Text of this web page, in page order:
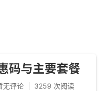
接
持
码与主要套餐
无评论 3259 次阅读